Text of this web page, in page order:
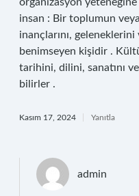
insan : Bir toplumun
inançlarını,
benimseyen kişidir .
tarihini, dilini, sanatını
bilirler .
Kasım 17, 2024 Yanıtla
admin